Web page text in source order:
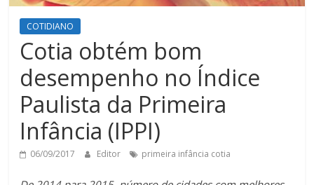
COTIDIANO
Cotia obtém bom
desempenho no Índice
Paulista da Primeira
Infância (IPPI)
06/09/2017 Editor primeira infância cotia